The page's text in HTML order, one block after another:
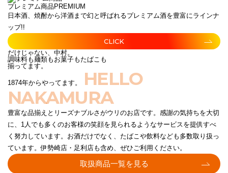
プレミアム商品 PREMIUM
日本酒、焼酎から洋酒まで幻と呼ばれるプレミアム酒を豊富にラインナ
ップ!!
CLICK
だけじゃない、中村。
調味料も麺類もお菓子もたばこも
揃ってます。
1874年からやってます。
HELLO
NAKAMURA
豊富な品揃えとリーズナブルさがウリのお店です。感謝の気持ちを大切
に、1人でも多くのお客様の笑顔を見られるようなサービスを提供すべ
く努力しています。お酒だけでなく、たばこや飲料なども多数取り扱っ
ています。伊勢崎店・足利店も含め、ぜひご利用ください。
取扱商品一覧を見る